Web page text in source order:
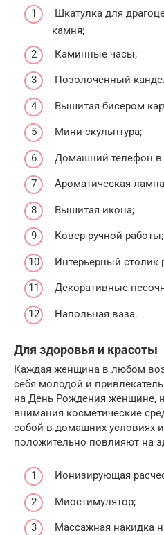
Шкатулка для
камня;
Каминные часы;
Позолоченный
Вышитая бисером
Мини-скульптура;
Домашний телефон в
Ароматическая
Вышитая икона;
Ковер ручной работы;
Интерьерный столик
Декоративные
Напольная ваза.
Для здоровья и красоты
Каждая женщина в любом
себя молодой и
на День Рождения женщине,
внимания косметические
собой в домашних условиях
положительно повлияют на
Ионизирующая
Миостимулятор;
Массажная накидка